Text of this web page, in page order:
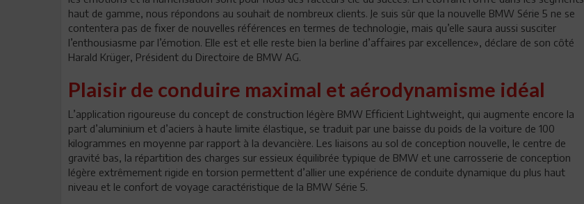
haut de gamme, nous répondons au souhait de nombreux clients. Je suis sûr que la nouvelle BMW Série 5 ne se
contentera pas de fixer de nouvelles références en termes de technologie, mais qu’elle saura aussi susciter
l’enthousiasme par l’émotion. Elle est et elle reste bien la berline d’affaires par excellence», déclare de son côté
Harald Krüger, Président du Directoire de BMW AG.
Plaisir de conduire maximal et aérodynamisme idéal
L’application rigoureuse du concept de construction légère BMW Efficient Lightweight, qui augmente encore la
part d’aluminium et d’aciers à haute limite élastique, se traduit par une baisse du poids de la voiture de 100
kilogrammes en moyenne par rapport à la devancière. Les liaisons au sol de conception nouvelle, le centre de
gravité bas, la répartition des charges sur essieux équilibrée typique de BMW et une carrosserie de conception
légère extrêmement rigide en torsion permettent d’allier une expérience de conduite dynamique du plus haut
niveau et le confort de voyage caractéristique de la BMW Série 5.